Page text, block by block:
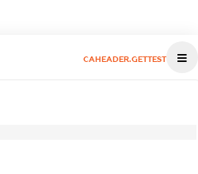
CAHEADER.GETTEST